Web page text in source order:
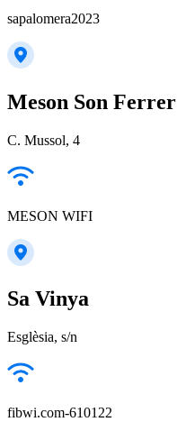
sapalomera2023
Meson Son Ferrer
C. Mussol, 4
MESON WIFI
Sa Vinya
Esglèsia, s/n
fibwi.com-610122